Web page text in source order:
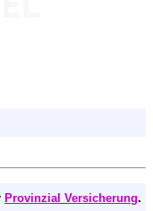
Provinzial Versicherung.